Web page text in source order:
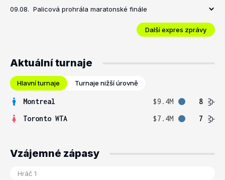
09.08. Palicová prohrála maratonské finále
Další expres zprávy
Aktuální turnaje
Hlavní turnaje Turnaje nižší úrovně
Montreal $9.4M
8
Toronto WTA
$7.4M 7
Vzájemné zápasy